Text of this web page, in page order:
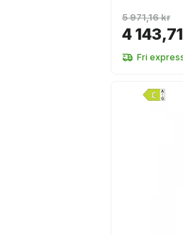
4
5 971,16 kr
Fri